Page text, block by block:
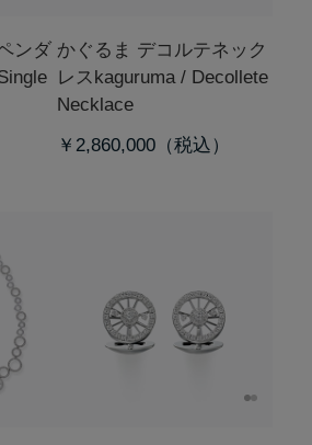
ンダ かぐるま デコルテネック
レスkaguruma / Decollete
Necklace
￥2,860,000